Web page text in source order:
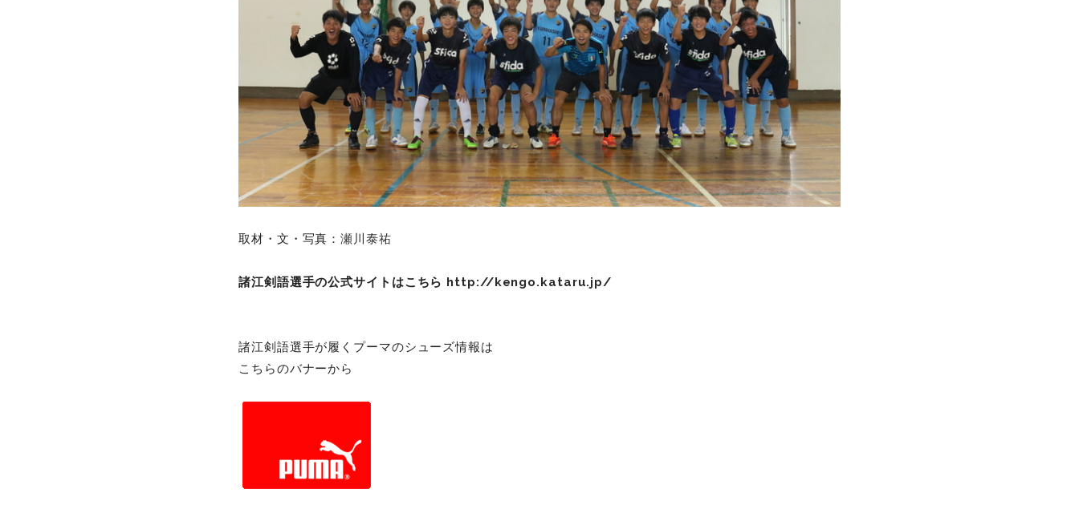
取材・文・写真：瀬川泰祐
諸江剣語選手の公式サイトはこちら http://kengo.kataru.jp/
諸江剣語選手が履くプーマのシューズ情報は
こちらのバナーから